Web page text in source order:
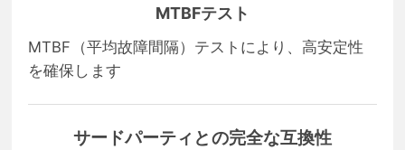
MTBFテスト
MTBF（平均故障間隔）テストにより、高安定性
を確保します
サードパーティとの完全な互換性